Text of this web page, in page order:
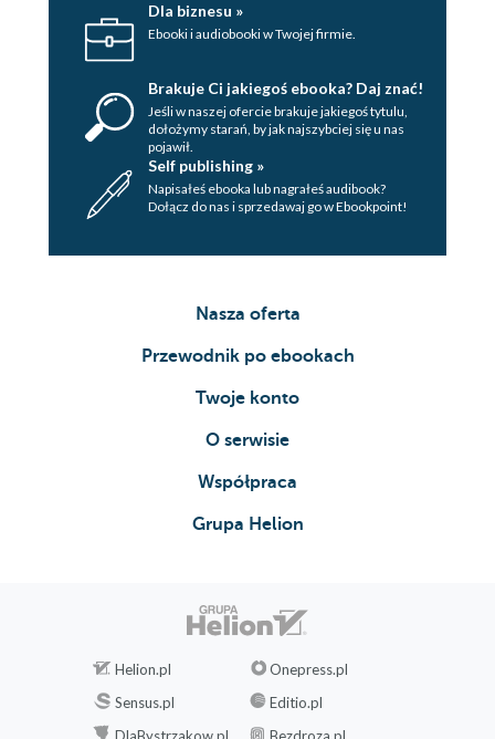
Dla biznesu »
Ebooki i audiobooki w Twojej firmie.
Brakuje Ci jakiegoś ebooka? Daj znać!
Jeśli w naszej ofercie brakuje jakiegoś tytulu,
dołożymy starań, by jak najszybciej się u nas
pojawił.
Self publishing »
Napisałeś ebooka lub nagrałeś audibook?
Dołącz do nas i sprzedawaj go w Ebookpoint!
Nasza oferta
Przewodnik po ebookach
Twoje konto
O serwisie
Współpraca
Grupa Helion
Helion.pl
Onepress.pl
Sensus.pl
Editio.pl